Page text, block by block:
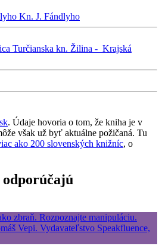
Kn. J. Fándlyho
Turčianska kn. Žilina - Krajská
. Údaje hovoria o tom, že kniha je v
však už byť aktuálne požičaná. Tu
ako 200 slovenských knižníc, o